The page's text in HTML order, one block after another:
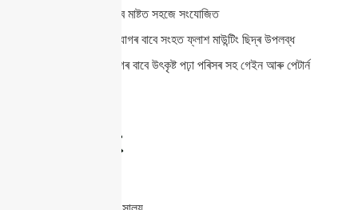
বাহ্যিক প্ৰয়োগৰ বাবে মাষ্টত সহজে সংযোজিত
ৰেক (VESA) সংযোগৰ বাবে সংহত ফ্লাশ মাউন্টিং ছিদ্ৰ উপলব্ধ
বিভিন্ন ধৰণৰ প্ৰয়োগৰ বাবে উৎকৃষ্ট পঢ়া পৰিসৰ সহ গেইন আৰু পেটাৰ্ন